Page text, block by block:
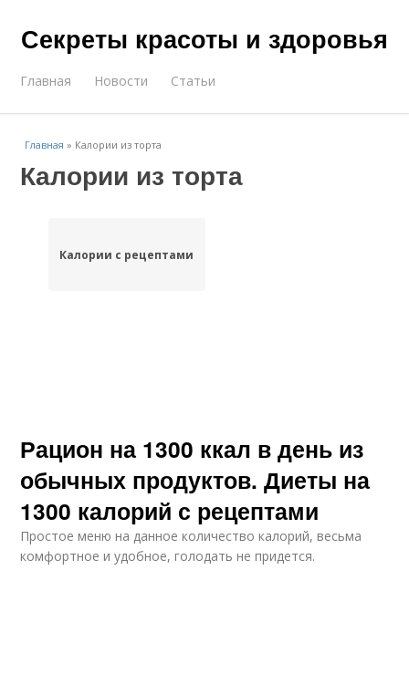
Секреты красоты и здоровья
Главная Новости Статьи
Главная » Калории из торта
Калории из торта
Калории с рецептами
Рацион на 1300 ккал в день из
обычных продуктов. Диеты на
1300 калорий с рецептами
Простое меню на данное количество калорий, весьма
комфортное и удобное, голодать не придется.